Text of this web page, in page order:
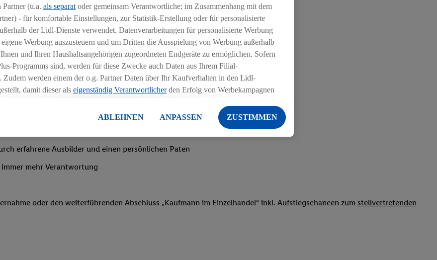
deiner Filiale
erfahrene Ausbilder und einen persönlichen Paten
mehr Verantwortung
oder den weiterführenden Abschluss „Kaufmann im Einzelhandel“ inkl. Aufstiegschancen zum stellvertretenden
(u.a. als separat oder gemeinsam Verantwortliche; im Zusammenhang mit dem
- für komfortable Einstellungen, zur Statistik-Erstellung oder für personalisierte
der Lidl-Dienste verwendet. Datenverarbeitungen für personalisierte Werbung
Werbung auszusteuern und um Dritten die Ausspielung von Werbung außerhalb
und Ihren Haushaltsangehörigen zugeordneten Endgeräte zu ermöglichen. Sofern
Programms sind, werden für diese Zwecke auch Daten aus Ihrem Filial-
Zudem werden einem der o.g. Partner Daten über Ihr Kaufverhalten in den Lidl-
damit dieser als eigenständig Verantwortlicherden Erfolg von Werbekampagnen
Werbung basiert auf der Generierung von auch mit Daten von anderen Diensten
umfasst die Zusammenführung von Daten (z.B. über Ihre Nutzung der Lidl-Dienste,
Diensten, Informationen aus Ihrem Kundenkonto - z.B. Alter oder Geschlecht -
auch über verschiedene Endgeräte und Lidl-Dienste hinweg einschließlich dem
Zugriff auf Informationen auf Ihren Endgeräten zur Erstellung von Zielgruppen
Im Zusammenhang mit dem Ausspielen dieser Werbung erfolgen Verarbeitungen auch
der Werbung, zur Zielgruppenforschung, zur Entwicklung von Angeboten sowie
und Optimierung dieser Werbeausspielungen.
dazu erteilen und danach ein Lidl Plus-Konto erstellen bzw. sich in Ihr
ABLEHNEN ANPASSEN ZUSTIMMEN